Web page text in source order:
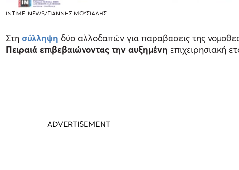
ΙΝΤΙΜΕ-NEWS/ΓΙΑΝΝΗΣ ΜΩΥΣΙΑΔΗΣ
Στη σύλληψη δύο αλλοδαπών για παραβάσεις της
Πειραιά επιβεβαιώνοντας την αυξημένη επιχειρησιακή